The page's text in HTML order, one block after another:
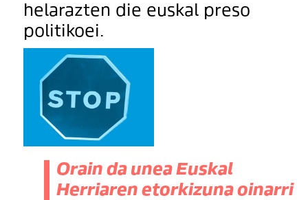
helarazten die euskal preso
politikoei.
Orain da unea Euskal
Herriaren etorkizuna oinarri